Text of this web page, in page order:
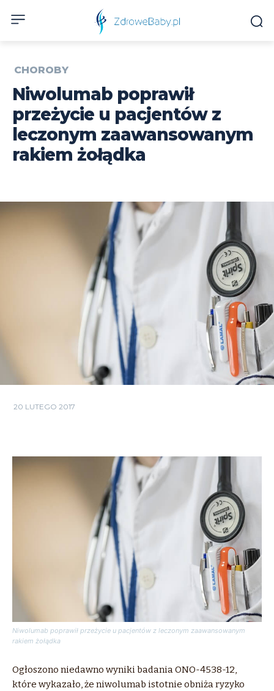
CHOROBY
Niwolumab poprawił
przeżycie u pacjentów z
leczonym zaawansowanym
rakiem żołądka
20 LUTEGO 2017
Niwolumab poprawił przeżycie u pacjentów z leczonym zaawansowanym
rakiem żołądka
Ogłoszono niedawno wyniki badania ONO-4538-12,
które wykazało, że niwolumab istotnie obniża ryzyko